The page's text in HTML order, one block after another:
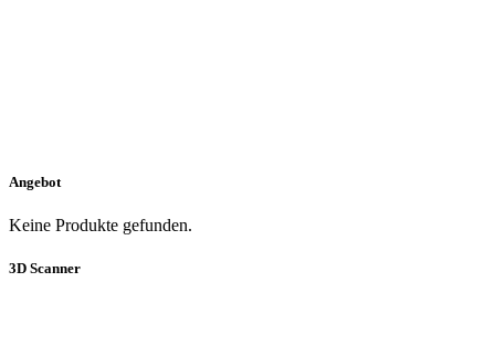
Angebot
Keine Produkte gefunden.
3D Scanner